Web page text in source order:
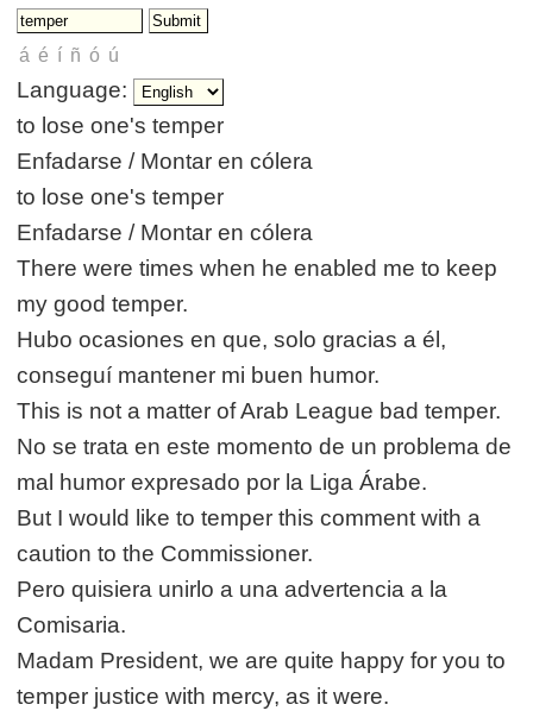
Language:
to lose one's temper
Enfadarse / Montar en cólera
to lose one's temper
Enfadarse / Montar en cólera
There were times when he enabled me to keep
my good temper.
Hubo ocasiones en que, solo gracias a él,
conseguí mantener mi buen humor.
This is not a matter of Arab League bad temper.
No se trata en este momento de un problema de
mal humor expresado por la Liga Árabe.
But I would like to temper this comment with a
caution to the Commissioner.
Pero quisiera unirlo a una advertencia a la
Comisaria.
Madam President, we are quite happy for you to
temper justice with mercy, as it were.